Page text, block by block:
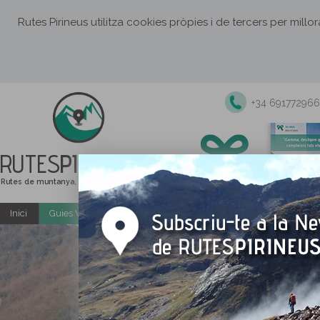
Rutes Pirineus utilitza cookies pròpies i de tercers per
RUTESPIRINEUS
Rutes de muntanya, senderisme i excursions
+34 691772966
Inici Guies Web i PDF gratuïtes Excursions i activitats